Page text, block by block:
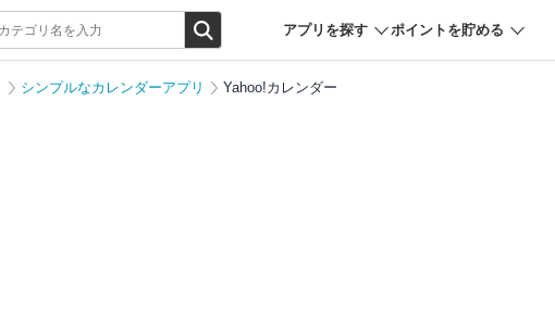
アプリを探す ポイントを貯める
シンプルなカレンダーアプリ Yahoo!カレンダー